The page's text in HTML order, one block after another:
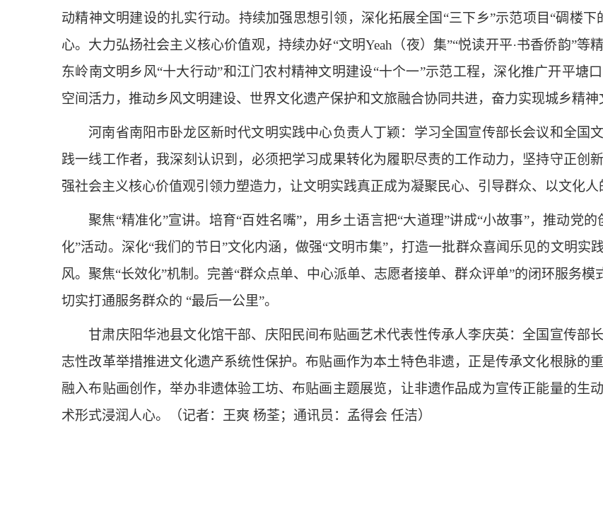
动精神文明建设的扎实行动。持续加强思想引领，深化拓展全国“三下乡”示范项目“碉楼
心。大力弘扬社会主义核心价值观，持续办好“文明Yeah（夜）集”“悦读开平·书香侨韵”
东岭南文明乡风“十大行动”和江门农村精神文明建设“十个一”示范工程，深化推广开平塘
空间活力，推动乡风文明建设、世界文化遗产保护和文旅融合协同共进，奋力实现城乡精神
河南省南阳市卧龙区新时代文明实践中心负责人丁颖：学习全国宣传部长会议和全国
践一线工作者，我深刻认识到，必须把学习成果转化为履职尽责的工作动力，坚持守正创
强社会主义核心价值观引领力塑造力，让文明实践真正成为凝聚民心、引导群众、以文化人
聚焦“精准化”宣讲。培育“百姓名嘴”，用乡土语言把“大道理”讲成“小故事”，推动党
化”活动。深化“我们的节日”文化内涵，做强“文明市集”，打造一批群众喜闻乐见的文明
风。聚焦“长效化”机制。完善“群众点单、中心派单、志愿者接单、群众评单”的闭环服务模
切实打通服务群众的 “最后一公里”。
甘肃庆阳华池县文化馆干部、庆阳民间布贴画艺术代表性传承人李庆英：全国宣传部
志性改革举措推进文化遗产系统性保护。布贴画作为本土特色非遗，正是传承文化根脉的
融入布贴画创作，举办非遗体验工坊、布贴画主题展览，让非遗作品成为宣传正能量的生
术形式浸润人心。（记者：王爽 杨荃；通讯员：孟得会 任洁）